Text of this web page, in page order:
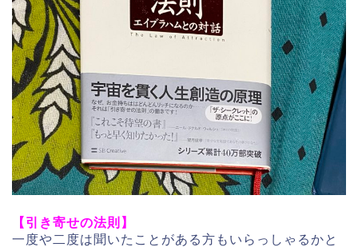
【引き寄せの法則】
一度や二度は聞いたことがある方もいらっしゃるかと